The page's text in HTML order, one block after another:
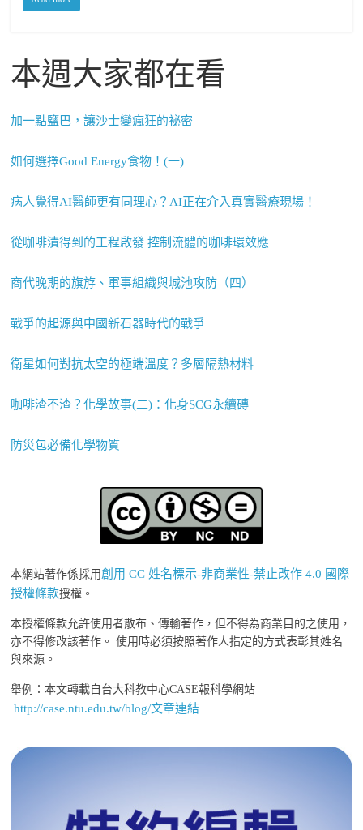
本週大家都在看
加一點鹽巴，讓沙士變瘋狂的祕密
如何選擇Good Energy食物！(一)
病人覺得AI醫師更有同理心？AI正在介入真實醫療現場！
從咖啡漬得到的工程啟發 控制流體的咖啡環效應
商代晚期的旗斿、軍事組織與城池攻防（四）
戰爭的起源與中國新石器時代的戰爭
衛星如何對抗太空的極端溫度？多層隔熱材料
咖啡渣不渣？化學故事(二)：化身SCG永續磚
防災包必備化學物質
本網站著作係採用創用 CC 姓名標示-非商業性-禁止改作 4.0 國際
授權條款授權。
本授權條款允許使用者散布、傳輸著作，但不得為商業目的之使用，
亦不得修改該著作。 使用時必須按照著作人指定的方式表彰其姓名
與來源。
舉例：本文轉載自台大科教中心CASE報科學網站
http://case.ntu.edu.tw/blog/文章連結